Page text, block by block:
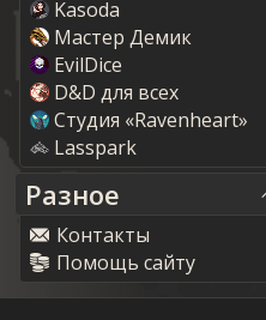
Kasoda
Мастер Демик
EvilDice
D&D для всех
Студия «Ravenheart»
Lasspark
Разное
Контакты
Помощь сайту